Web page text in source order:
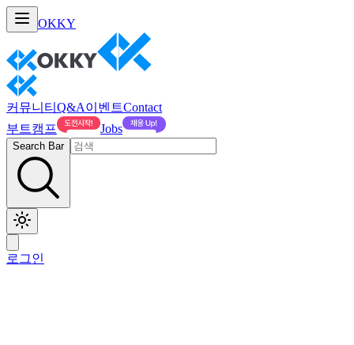
OKKY
커뮤니티 Q&A이벤트Contact
부트캠프
Jobs
Search Bar
로그인